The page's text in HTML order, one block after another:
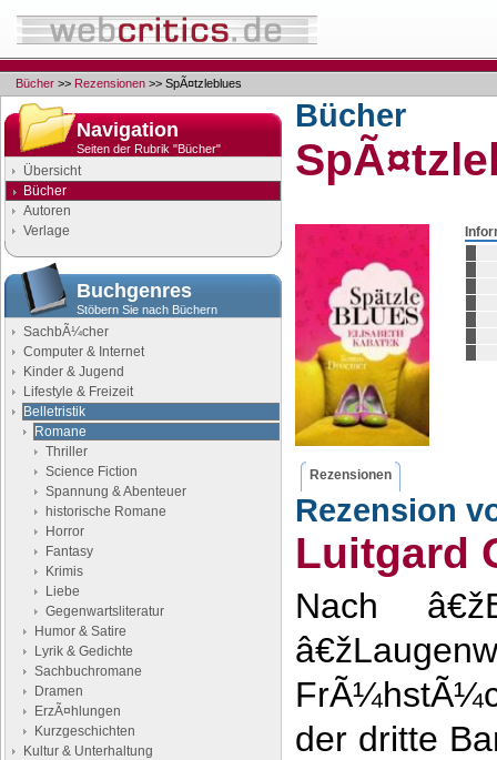
Bücher >> Rezensionen >> SpÃ¤tzleblues
Navigation
Seiten der Rubrik "Bücher"
Übersicht
Bücher
Autoren
Verlage
Buchgenres
Stöbern Sie nach Büchern
SachbÃ¼cher
Computer & Internet
Kinder & Jugend
Lifestyle & Freizeit
Belletristik
Romane
Thriller
Science Fiction
Spannung & Abenteuer
historische Romane
Horror
Fantasy
Krimis
Liebe
Gegenwartsliteratur
Humor & Satire
Lyrik & Gedichte
Sachbuchromane
Dramen
ErzÃ¤hlungen
Kurzgeschichten
Kultur & Unterhaltung
Bücher
Rezensionen
Rezension
Luitgard
Nach
der dritte